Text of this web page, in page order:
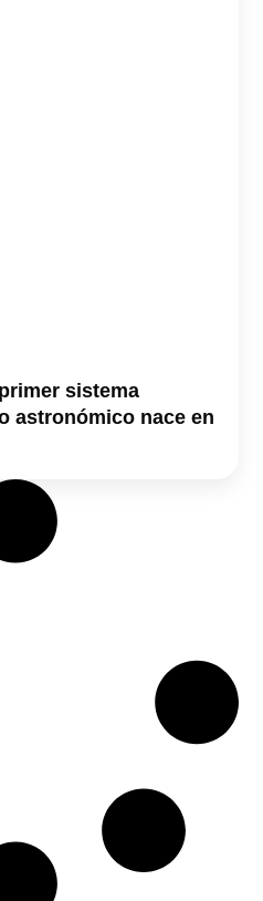
sistema
astronómico nace en